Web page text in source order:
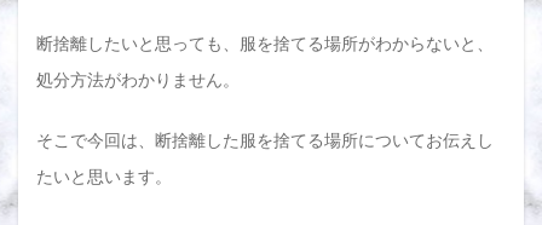
断捨離したいと思っても、服を捨てる場所がわからないと、
処分方法がわかりません。
そこで今回は、断捨離した服を捨てる場所についてお伝えし
たいと思います。